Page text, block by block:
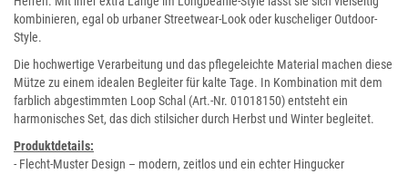
kombinieren, egal ob urbaner Streetwear-Look oder kuscheliger Outdoor-
Style.
Die hochwertige Verarbeitung und das pflegeleichte Material machen diese
Mütze zu einem idealen Begleiter für kalte Tage. In Kombination mit dem
farblich abgestimmten Loop Schal (Art.-Nr. 01018150) entsteht ein
harmonisches Set, das dich stilsicher durch Herbst und Winter begleitet.
Produktdetails:
- Flecht-Muster Design – modern, zeitlos und ein echter Hingucker